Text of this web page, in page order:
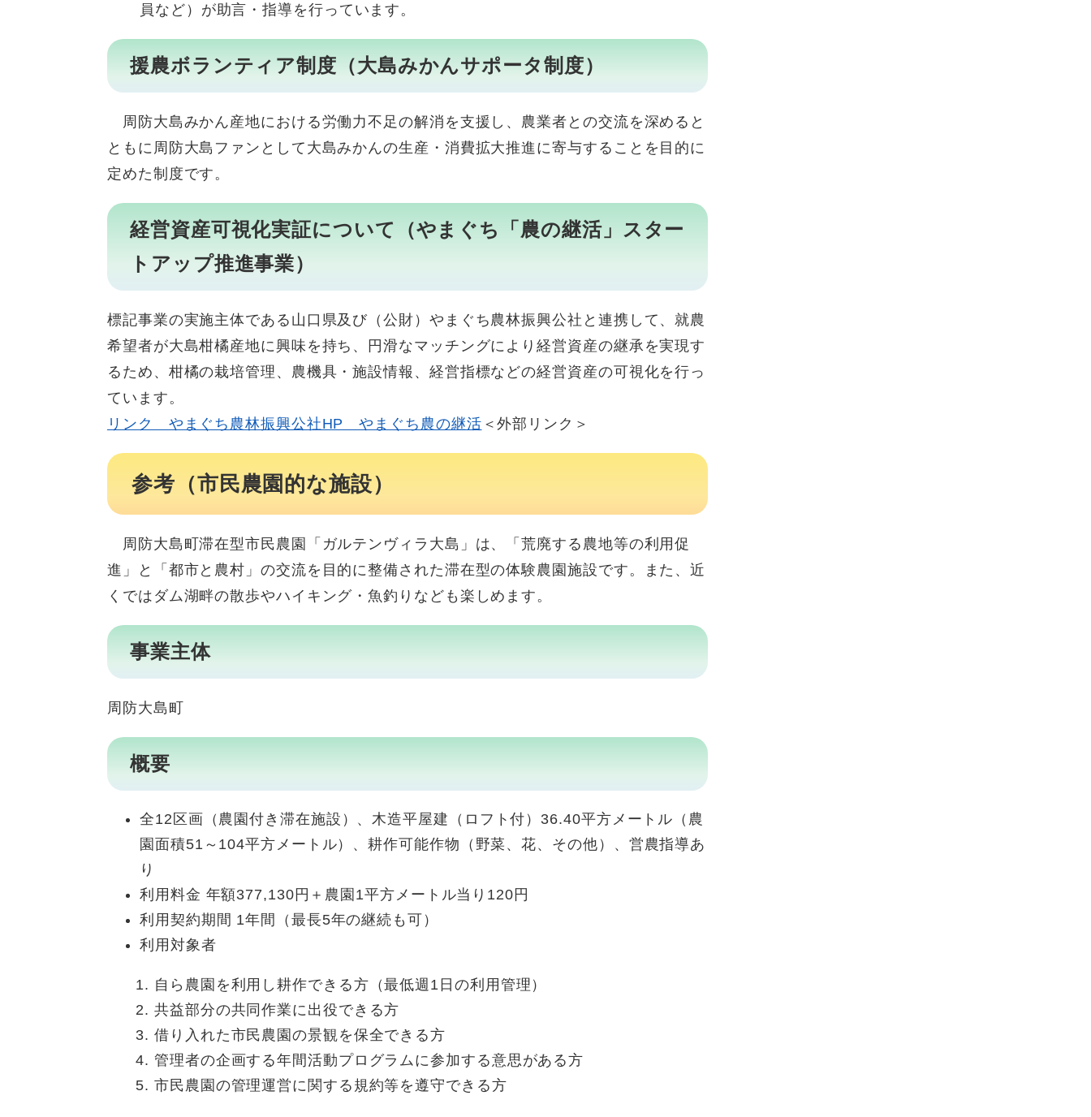
員など）が助言・指導を行っています。
援農ボランティア制度（大島みかんサポータ制度）
周防大島みかん産地における労働力不足の解消を支援し、農業者との交流を深めると
ともに周防大島ファンとして大島みかんの生産・消費拡大推進に寄与することを目的に
定めた制度です。
経営資産可視化実証について（やまぐち「農の継活」スター
トアップ推進事業）
標記事業の実施主体である山口県及び（公財）やまぐち農林振興公社と連携して、就農
希望者が大島柑橘産地に興味を持ち、円滑なマッチングにより経営資産の継承を実現す
るため、柑橘の栽培管理、農機具・施設情報、経営指標などの経営資産の可視化を行っ
ています。
リンク やまぐち農林振興公社HP やまぐち農の継活 ＜外部リンク＞
参考（市民農園的な施設）
周防大島町滞在型市民農園「ガルテンヴィラ大島」は、「荒廃する農地等の利用促
進」と「都市と農村」の交流を目的に整備された滞在型の体験農園施設です。また、近
くではダム湖畔の散歩やハイキング・魚釣りなども楽しめます。
事業主体
周防大島町
概要
全12区画（農園付き滞在施設）、木造平屋建（ロフト付）36.40平方メートル（農
園面積51～104平方メートル）、耕作可能作物（野菜、花、その他）、営農指導あ
り
利用料金 年額377,130円＋農園1平方メートル当り120円
利用契約期間 1年間（最長5年の継続も可）
利用対象者
自ら農園を利用し耕作できる方（最低週1日の利用管理）
共益部分の共同作業に出役できる方
借り入れた市民農園の景観を保全できる方
管理者の企画する年間活動プログラムに参加する意思がある方
市民農園の管理運営に関する規約等を遵守できる方